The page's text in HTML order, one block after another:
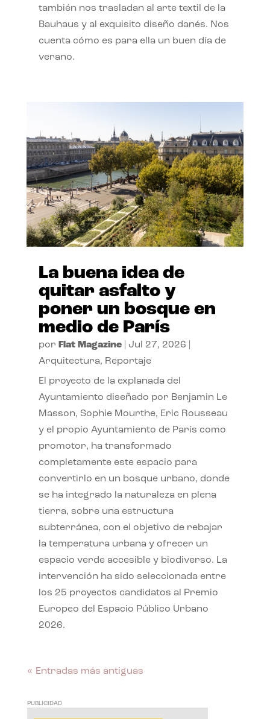
también nos trasladan al arte textil de la
Bauhaus y al exquisito diseño danés. Nos
cuenta cómo es para ella un buen día de
verano.
La buena idea de
quitar asfalto y
poner un bosque en
medio de París
por Flat Magazine| Jul 27, 2026
Arquitectura, Reportaje
El proyecto de la explanada del
Ayuntamiento diseñado por Benjamin Le
Masson, Sophie Mourthe, Eric Rousseau
y el propio Ayuntamiento de París como
promotor, ha transformado
completamente este espacio para
convertirlo en un bosque urbano, donde
se ha integrado la naturaleza en plena
tierra, sobre una estructura
subterránea, con el objetivo de rebajar
la temperatura urbana y ofrecer un
espacio verde accesible y biodiverso. La
intervención ha sido seleccionada entre
los 25 proyectos candidatos al Premio
Europeo del Espacio Público Urbano
2026.
« Entradas más antiguas
PUBLICIDAD